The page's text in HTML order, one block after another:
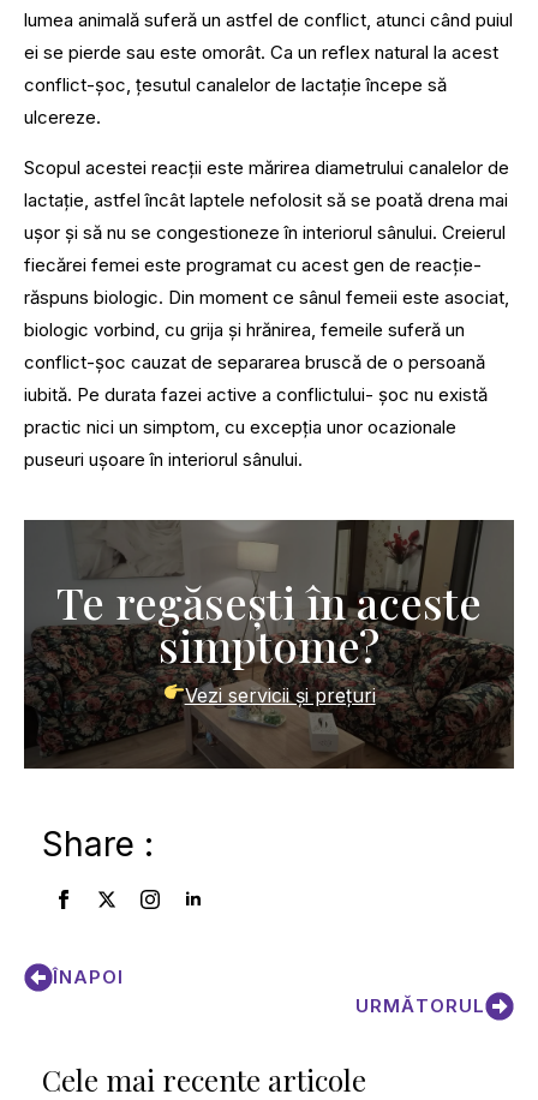
lumea animală suferă un astfel de conflict, atunci când puiul
ei se pierde sau este omorât. Ca un reflex natural la acest
conflict-șoc, țesutul canalelor de lactație începe să
ulcereze.
Scopul acestei reacții este mărirea diametrului canalelor de
lactație, astfel încât laptele nefolosit să se poată drena mai
ușor și să nu se congestioneze în interiorul sânului. Creierul
fiecărei femei este programat cu acest gen de reacție-
răspuns biologic. Din moment ce sânul femeii este asociat,
biologic vorbind, cu grija și hrănirea, femeile suferă un
conflict-șoc cauzat de separarea bruscă de o persoană
iubită. Pe durata fazei active a conflictului- șoc nu există
practic nici un simptom, cu excepția unor ocazionale
puseuri ușoare în interiorul sânului.
Te regăsești în aceste
simptome?
Vezi servicii și prețuri
Share :
ÎNAPOI
URMĂTORUL
Cele mai recente articole